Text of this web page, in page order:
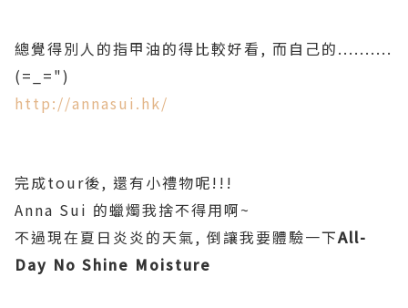
總覺得別人的指甲油的得比較好看, 而自己的..........
(=_=")
http://annasui.hk/
完成tour後, 還有小禮物呢!!!
Anna Sui 的蠟燭我捨不得用啊~
不過現在夏日炎炎的天氣, 倒讓我要體驗一下All-
Day No Shine Moisture